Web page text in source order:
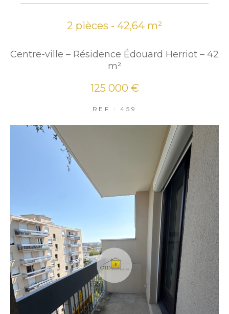
2 pièces - 42,64 m²
Centre-ville – Résidence Édouard Herriot – 42
m²
125 000 €
REF : 459